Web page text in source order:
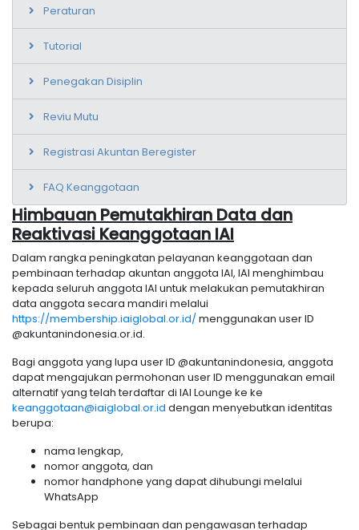
Peraturan
Tutorial
Penegakan Disiplin
Reviu Mutu
Registrasi Akuntan Beregister
FAQ Keanggotaan
Himbauan Pemutakhiran Data dan
Reaktivasi Keanggotaan IAI
Dalam rangka peningkatan pelayanan keanggotaan dan
pembinaan terhadap akuntan anggota IAI, IAI menghimbau
kepada seluruh anggota IAI untuk melakukan pemutakhiran
data anggota secara mandiri melalui
https://membership.iaiglobal.or.id/menggunakan user ID
@akuntanindonesia.or.id.
Bagi anggota yang lupa user ID @akuntanindonesia, anggota
dapat mengajukan permohonan user ID menggunakan email
alternatif yang telah terdaftar di IAI Lounge ke ke
keanggotaan@iaiglobal.or.id dengan menyebutkan identitas
berupa:
nama lengkap,
nomor anggota, dan
nomor handphone yang dapat dihubungi melalui
WhatsApp
Sebagai bentuk pembinaan dan pengawasan terhadap